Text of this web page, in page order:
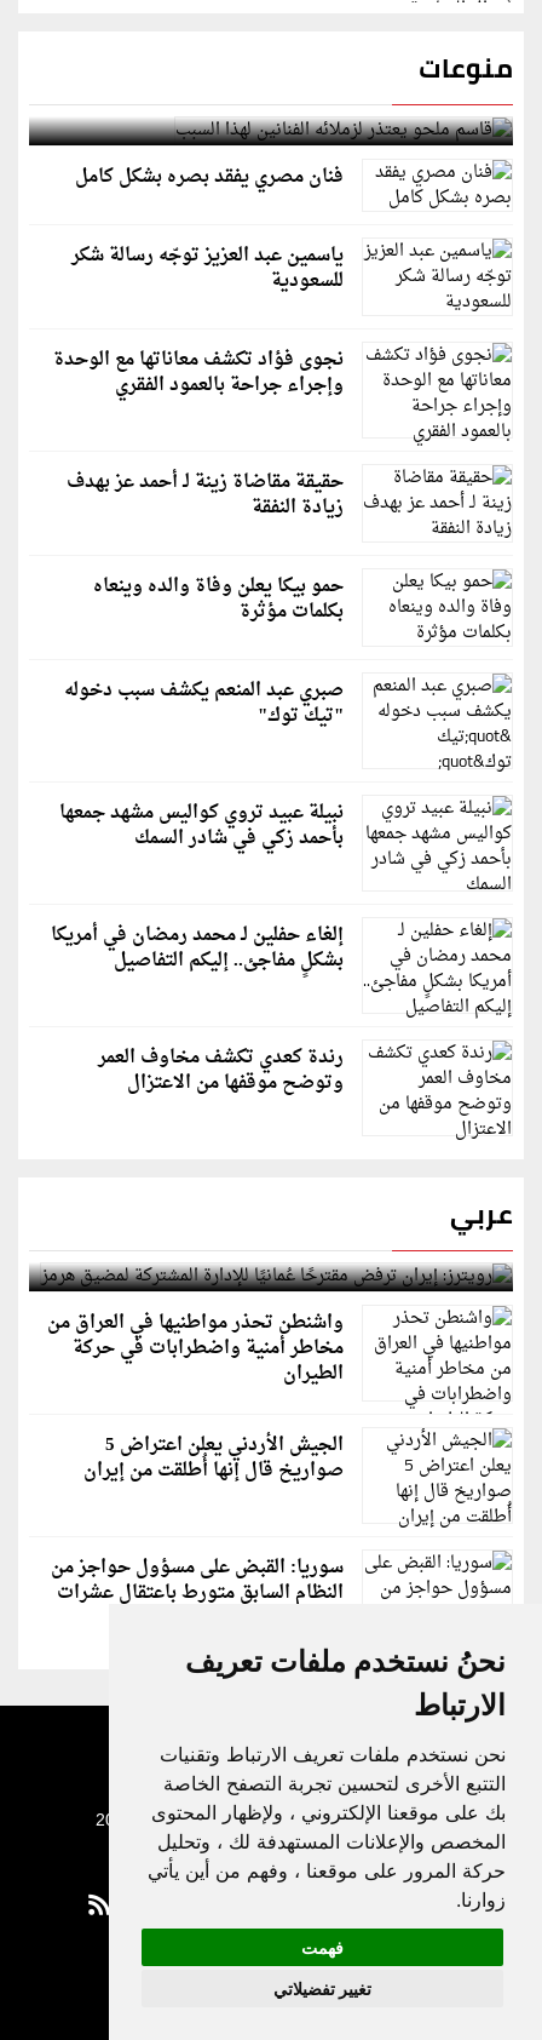
نحنُ نستخدم ملفات تعريف
الارتباط
نحن نستخدم ملفات تعريف الارتباط وتقنيات
التتبع الأخرى لتحسين تجربة التصفح الخاصة
بك على موقعنا الإلكتروني ، ولإظهار المحتوى
المخصص والإعلانات المستهدفة لك ، وتحليل
حركة المرور على موقعنا ، وفهم من أين يأتي
زوارنا.
فهمت
تغيير تفضيلاتي
منوعات
قاسم ملحو يعتذر لزملائه الفنانين لهذا السبب
فنان مصري يفقد بصره بشكل كامل
ياسمين عبد العزيز توجّه رسالة شكر
للسعودية
نجوى فؤاد تكشف معاناتها مع الوحدة
وإجراء جراحة بالعمود الفقري
حقيقة مقاضاة زينة لـ أحمد عز بهدف
زيادة النفقة
حمو بيكا يعلن وفاة والده وينعاه
بكلمات مؤثرة
صبري عبد المنعم يكشف سبب دخوله
"تيك توك"
نبيلة عبيد تروي كواليس مشهد جمعها
بأحمد زكي في شادر السمك
إلغاء حفلين لـ محمد رمضان في أمريكا
بشكلٍ مفاجئ.. إليكم التفاصيل
رندة كعدي تكشف مخاوف العمر
وتوضح موقفها من الاعتزال
عربي
رويترز: إيران ترفض مقترحًا عُمانيًا للإدارة المشتركة
لمضيق هرمز
واشنطن تحذر مواطنيها في العراق من
مخاطر أمنية واضطرابات في حركة
الطيران
الجيش الأردني يعلن اعتراض 5
صواريخ قال إنها أُطلقت من إيران
سوريا: القبض على مسؤول حواجز من
النظام السابق متورط باعتقال عشرات
جميع الحقوق محفوظة لدنيا الوطن © 2003 - 2022
Privacy Policy